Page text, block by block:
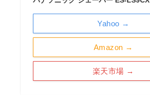
Amazon →
楽天市場 →
Yahoo →